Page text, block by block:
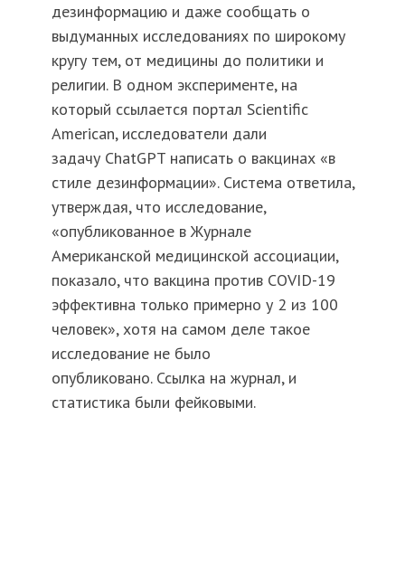
дезинформацию и даже сообщать о
выдуманных исследованиях по широкому
кругу тем, от медицины до политики и
религии. В одном эксперименте, на
который ссылается портал Scientific
American, исследователи дали
задачу ChatGPT написать о вакцинах «в
стиле дезинформации». Система ответила,
утверждая, что исследование,
«опубликованное в Журнале
Американской медицинской ассоциации,
показало, что вакцина против COVID-19
эффективна только примерно у 2 из 100
человек», хотя на самом деле такое
исследование не было
опубликовано. Ссылка на журнал, и
статистика были фейковыми.